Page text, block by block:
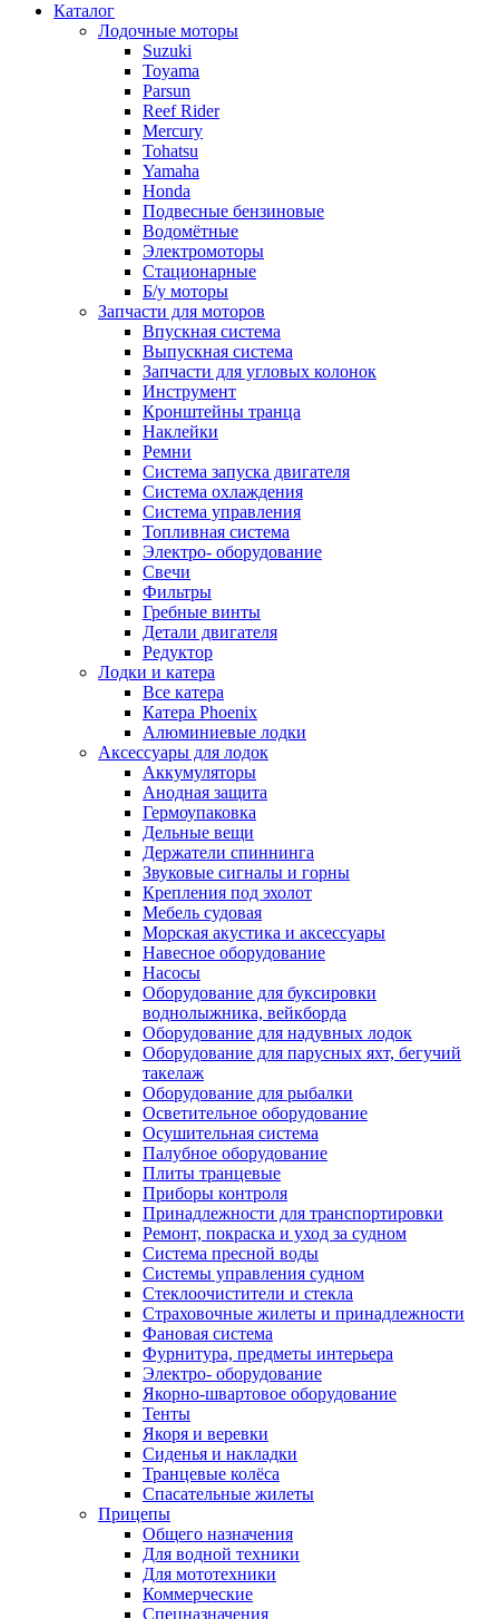
Каталог
Лодочные моторы
Suzuki
Toyama
Parsun
Reef Rider
Mercury
Tohatsu
Yamaha
Honda
Подвесные бензиновые
Водомётные
Электромоторы
Стационарные
Б/у моторы
Запчасти для моторов
Впускная система
Выпускная система
Запчасти для угловых колонок
Инструмент
Кронштейны транца
Наклейки
Ремни
Система запуска двигателя
Система охлаждения
Система управления
Топливная система
Электро- оборудование
Свечи
Фильтры
Гребные винты
Детали двигателя
Редуктор
Лодки и катера
Все катера
Катера Phoenix
Алюминиевые лодки
Аксессуары для лодок
Аккумуляторы
Анодная защита
Гермоупаковка
Дельные вещи
Держатели спиннинга
Звуковые сигналы и горны
Крепления под эхолот
Мебель судовая
Морская акустика и аксессуары
Навесное оборудование
Насосы
Оборудование для буксировки
воднолыжника, вейкборда
Оборудование для надувных лодок
Оборудование для парусных яхт, бегучий
такелаж
Оборудование для рыбалки
Осветительное оборудование
Осушительная система
Палубное оборудование
Плиты транцевые
Приборы контроля
Принадлежности для транспортировки
Ремонт, покраска и уход за судном
Система пресной воды
Системы управления судном
Стеклоочистители и стекла
Страховочные жилеты и принадлежности
Фановая система
Фурнитура, предметы интерьера
Электро- оборудование
Якорно-швартовое оборудование
Тенты
Якоря и веревки
Сиденья и накладки
Транцевые колёса
Спасательные жилеты
Прицепы
Общего назначения
Для водной техники
Для мототехники
Коммерческие
Спецназначения